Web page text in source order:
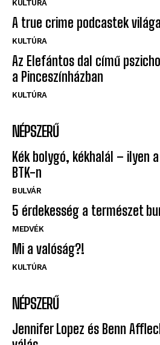
KULTÚRA
A true crime podcastek világa
KULTÚRA
Az Elefántos dal című
a Pinceszínházban
KULTÚRA
NÉPSZERŰ
Kék bolygó, kékhalál – ilyen
BTK-n
BULVÁR
5 érdekesség a természet
MEDVÉK
Mi a valóság?!
KULTÚRA
NÉPSZERŰ
Jennifer Lopez és Benn